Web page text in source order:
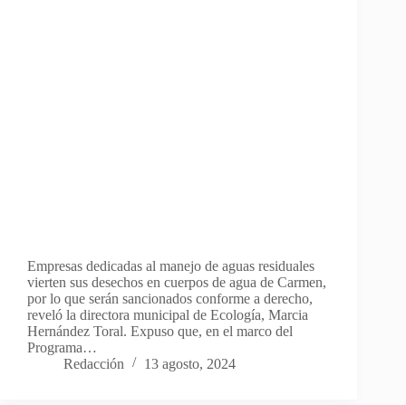
Empresas dedicadas al manejo de aguas residuales
vierten sus desechos en cuerpos de agua de Carmen,
por lo que serán sancionados conforme a derecho,
reveló la directora municipal de Ecología, Marcia
Hernández Toral. Expuso que, en el marco del
Programa…
Redacción
13 agosto, 2024